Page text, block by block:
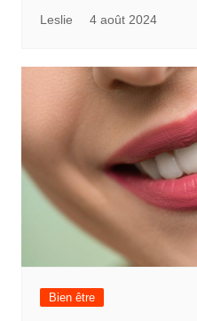
Leslie 4 août 2024
Bien être